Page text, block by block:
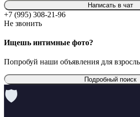
Написать в чат
+7 (995) 308-21-96
Не звонить
Ищешь интимные фото?
Попробуй наши объявления для
Подробный поиск
🛡